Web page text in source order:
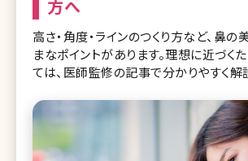
方へ
高さ・角度・ラインのつくり方など、鼻
まなポイントがあります。理想に近づく
ては、医師監修の記事で分かりやすく解